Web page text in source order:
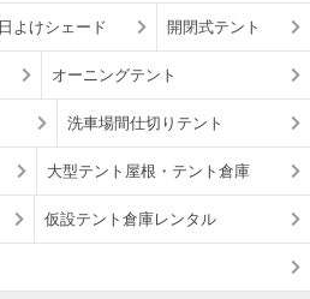
日よけシェード 開閉式テント
オーニングテント
洗車場間仕切りテント
大型テント屋根・テント倉庫
仮設テント倉庫レンタル